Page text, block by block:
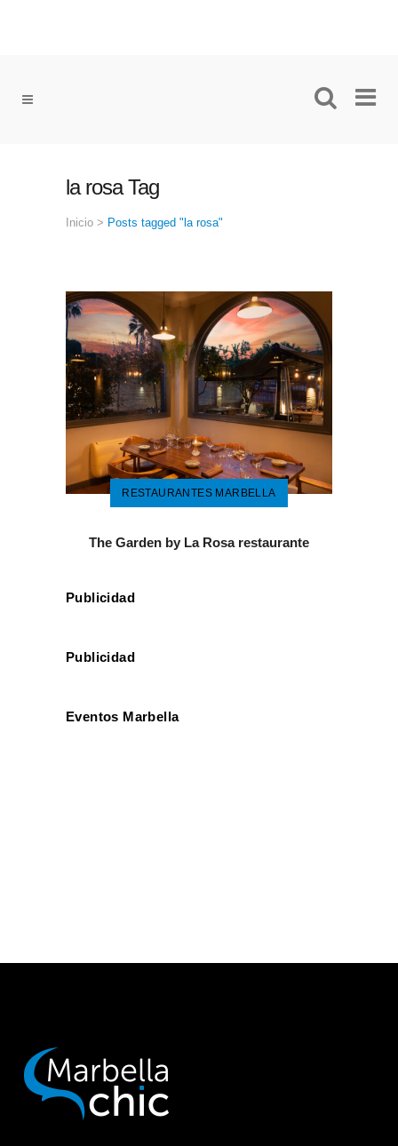
la rosa Tag
Inicio > Posts tagged "la rosa"
RESTAURANTES MARBELLA
The Garden by La Rosa restaurante
Publicidad
Publicidad
Eventos Marbella